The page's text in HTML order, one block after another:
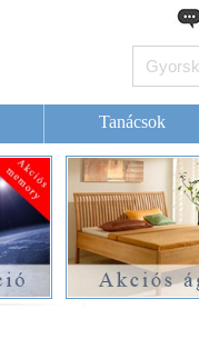
Tanácsok